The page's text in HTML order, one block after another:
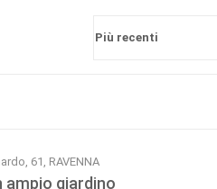
61, RAVENNA
giardino